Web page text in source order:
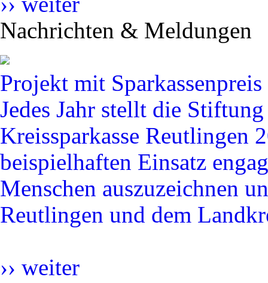
Nachrichten & Meldungen
Projekt mit Sparkassenpreis
Jedes Jahr stellt die
Kreissparkasse Reutlingen
beispielhaften Einsatz
Menschen auszuzeichnen
Reutlingen und dem
›› weiter